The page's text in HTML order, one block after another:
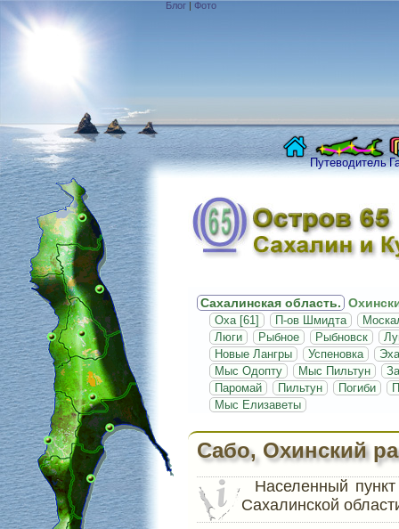
Блог | Фото
Путеводитель
Сахалинская область.
Оха [61] П-ов Шмидта
Люги
Рыбное Рыбновск
Новые Лангры
Успеновка
Мыс Одопту
Мыс Пильтун
Паромай
Пильтун Погиби
Мыс Елизаветы
Сабо, Охинский
Населенный
Сахалинской